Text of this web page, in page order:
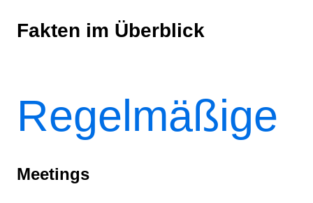
Fakten im Überblick
Regelmäßige
Meetings